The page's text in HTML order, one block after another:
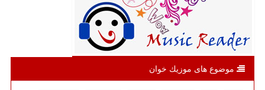
موضوع های موزیك خوان